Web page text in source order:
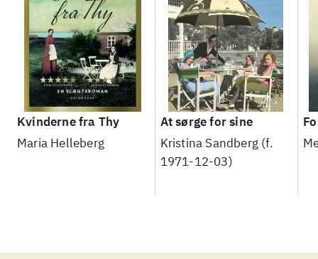
Kvinderne fra Thy
Maria Helleberg
At sørge for sine
Kristina Sandberg (f.
1971-12-03)